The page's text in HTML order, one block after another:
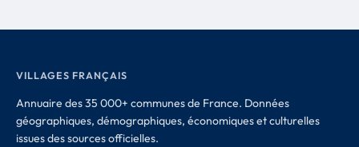
VILLAGES FRANÇAIS
Annuaire des 35 000+ communes de France. Données
géographiques, démographiques, économiques et culturelles
issues des sources officielles.